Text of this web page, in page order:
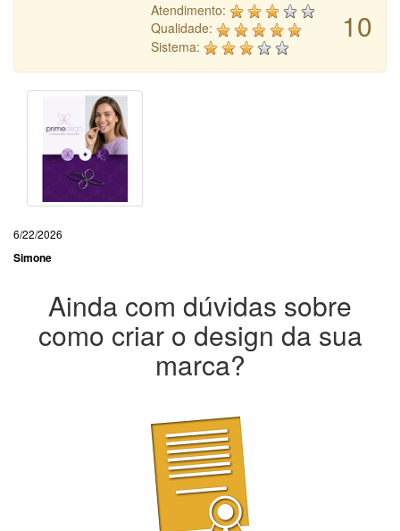
10
Atendimento:
Qualidade:
Sistema:
6/22/2026
Simone
Ainda com dúvidas sobre
como criar o design da sua
marca?